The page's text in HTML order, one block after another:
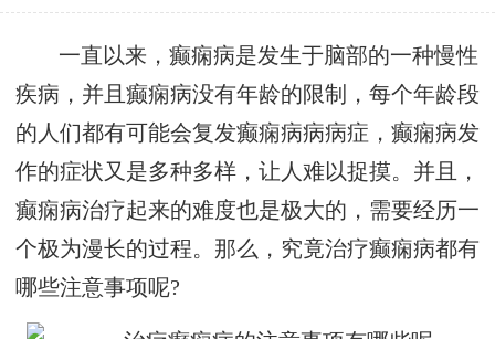
一直以来，癫痫病是发生于脑部的一种慢性
疾病，并且癫痫病没有年龄的限制，每个年龄段
的人们都有可能会复发癫痫病病病症，癫痫病发
作的症状又是多种多样，让人难以捉摸。并且，
癫痫病治疗起来的难度也是极大的，需要经历一
个极为漫长的过程。那么，究竟治疗癫痫病都有
哪些注意事项呢?